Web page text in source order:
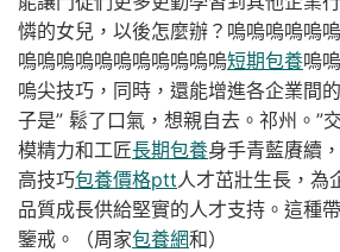
憐的女兒，以後怎麼辦？嗚嗚嗚嗚嗚
嗚嗚嗚嗚嗚嗚嗚嗚嗚嗚嗚短期包養嗚
嗚尖技巧，同時，還能增進各企業間
子是” 鬆了口氣，想親自去。祁州。”
模精力和工匠長期包養身手青藍賡續
高技巧包養價格ptt人才茁壯生長，為
品質成長供給堅實的人才支持。這種
鑒戒。（周家包養網和）